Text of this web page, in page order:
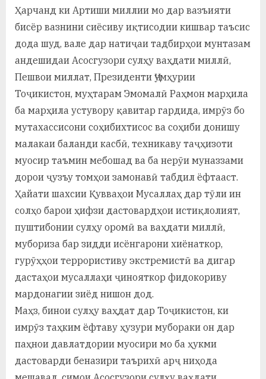
Ҳарчанд ки Артиши миллии мо дар вазъияти
бисёр вазнини сиёсиву иқтисодии кишвар таъсис
дода шуд, вале дар натиҷаи тадбирҳои мунтазам
андешидаи Асосгузори сулҳу ваҳдати миллӣ,
Пешвои миллат, Президенти Ҷумҳурии
Тоҷикистон, муҳтарам Эмомалӣ Раҳмон марҳила
ба марҳила устувору қавитар гардида, имрӯз бо
мутахассисони соҳибихтисос ва соҳиби донишу
малакаи баланди касбӣ, техникаву таҷҳизоти
муосир таъмин мебошад ва ба нерӯи муназзами
дорои ҷузъу томҳои замонавӣ табдил ёфтааст.
Ҳайати шахсии Қувваҳои Мусаллаҳ дар тӯли ин
солҳо барои ҳифзи дастовардҳои истиқлолият,
пуштибонии сулҳу оромӣ ва ваҳдати миллӣ,
мубориза бар зидди исёнгарони хиёнаткор,
гурӯҳҳои террористиву экстремистӣ ва дигар
дастаҳои мусаллаҳи ҷинояткор фидокориву
мардонагии зиёд нишон дод.
Маҳз, бинои сулҳу ваҳдат дар Тоҷикистон, ки
имрӯз таҳким ёфтаву ҳузури мубораки он дар
паҳнои давлатдории муосири мо ба ҳукми
дастоварди беназири таърихӣ арҷ ниҳода